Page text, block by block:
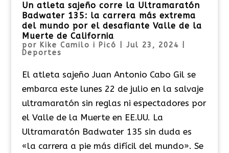
Un atleta sajeño corre la Ultramaratón
Badwater 135: la carrera más extrema
del mundo por el desafiante Valle de la
Muerte de California
por Kike Camilo i Picó Jul 23, 2024
Deportes
El atleta sajeño Juan Antonio Cabo Gil se
embarca este lunes 22 de julio en la salvaje
ultramaratón sin reglas ni espectadores por
el Valle de la Muerte en EE.UU. La
Ultramaratón Badwater 135 sin duda es
«la carrera a pie más difícil del mundo». Se